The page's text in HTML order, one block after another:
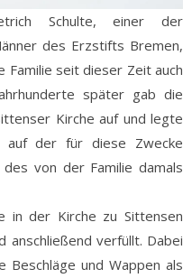
Schulte, einer der
des Erzstifts Bremen,
Familie seit dieser Zeit auch
später gab die
Kirche auf und legte
auf der für diese Zwecke
von der Familie damals
in der Kirche zu Sittensen
anschließend verfüllt. Dabei
Beschläge und Wappen als